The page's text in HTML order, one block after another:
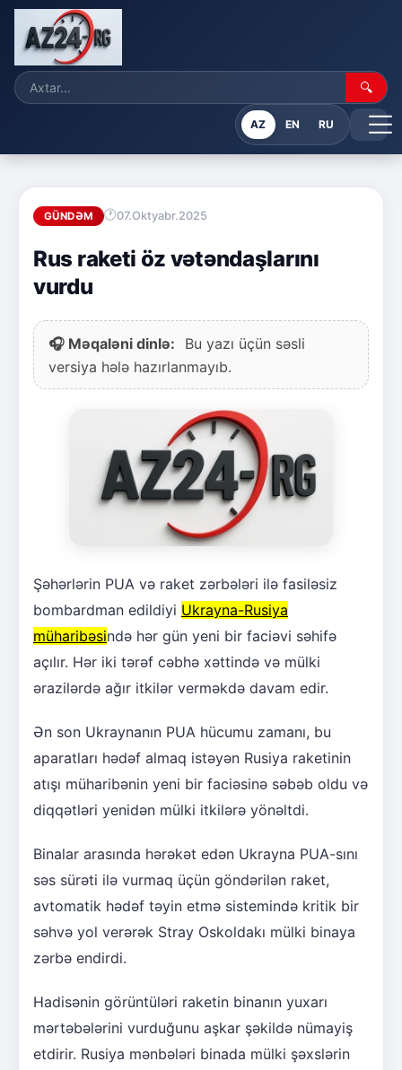
🔍
AZ EN RU
GÜNDƏM 07.Oktyabr.2025
Rus raketi öz vətəndaşlarını
vurdu
🎧 Məqaləni dinlə:
Bu yazı üçün səsli
versiya hələ hazırlanmayıb.
Şəhərlərin PUA və raket zərbələri ilə fasiləsiz
bombardman edildiyi Ukrayna-Rusiya
müharibəsində hər gün yeni bir faciəvi səhifə
açılır. Hər iki tərəf cəbhə xəttində və mülki
ərazilərdə ağır itkilər verməkdə davam edir.
Ən son Ukraynanın PUA hücumu zamanı, bu
aparatları hədəf almaq istəyən Rusiya raketinin
atışı müharibənin yeni bir faciəsinə səbəb oldu və
diqqətləri yenidən mülki itkilərə yönəltdi.
Binalar arasında hərəkət edən Ukrayna PUA-sını
səs sürəti ilə vurmaq üçün göndərilən raket,
avtomatik hədəf təyin etmə sistemində kritik bir
səhvə yol verərək Stray Oskoldakı mülki binaya
zərbə endirdi.
Hadisənin görüntüləri raketin binanın yuxarı
mərtəbələrini vurduğunu aşkar şəkildə nümayiş
etdirir. Rusiya mənbələri binada mülki şəxslərin